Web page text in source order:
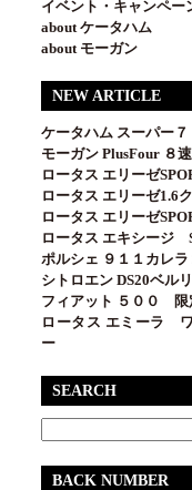
イベント・キャンペー
about ケータハム
about モーガン
NEW ARTICLE
ケータハム スーパー
モーガン PlusFour ８
ロータス エリーゼ
ロータス エリーゼ1.6
ロータス エリーゼ
ロータス エキシージ
ポルシェ ９１１カレ
シトロエン DS20ベル
フィアット ５００
ロータス エミーラ
ー
SEARCH
BACK NUMBER